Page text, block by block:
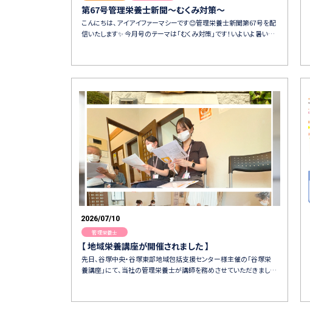
第67号管理栄養士新聞〜むくみ対策〜
こんにちは、アイアイファーマシーです😊管理栄養士新聞第67号を配
信いたします✨ 今月号のテーマは「むくみ対策」です！いよいよ暑い…
2026/07/10
管理栄養士
【 地域栄養講座が開催されました 】
先日、谷塚中央・谷塚東部地域包括支援センター様主催の「谷塚栄
養講座」にて、当社の管理栄養士が講師を務めさせていただきまし…